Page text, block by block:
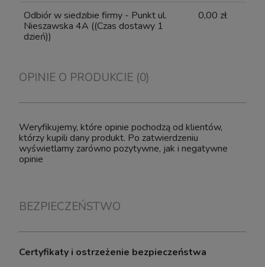
Odbiór w siedzibie firmy - Punkt ul.
Nieszawska 4A ((Czas dostawy 1
dzień))
0,00 zł
OPINIE O PRODUKCIE (0)
Weryfikujemy, które opinie pochodzą od klientów,
którzy kupili dany produkt. Po zatwierdzeniu
wyświetlamy zarówno pozytywne, jak i negatywne
opinie
BEZPIECZEŃSTWO
Certyfikaty i ostrzeżenie bezpieczeństwa